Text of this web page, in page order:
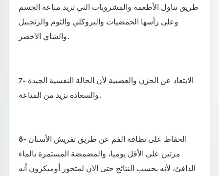
طريق تناول الأطعمة والمشروبات التي تزيد مناعة الجسم
وعلى رأسها الحمضيات والبروكلي والثوم والزنجبيل
والشاي الأخضر.
7- الابتعاد عن الحزن والعصبية لأن الحالة النفسية الجيدة
والسعادة تزيد من المناعة.
8- الحفاظ على نظافة الفم عن طريق تفريش الأسنان
مرتين على الأقل يوميا، والمضمضة المستمرة بالماء
الدافئ، لأنه بحسب النتائج حتى الآن لمتحور أوميكرون أنه